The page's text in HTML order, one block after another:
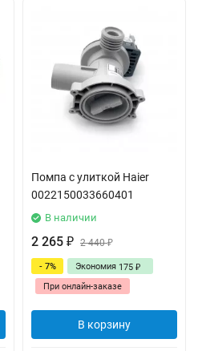
Помпа с улиткой Haier
0022150033660401
В наличии
2 265 ₽ 2 440₽
- 7% Экономия 175 ₽
При онлайн-заказе
В корзину